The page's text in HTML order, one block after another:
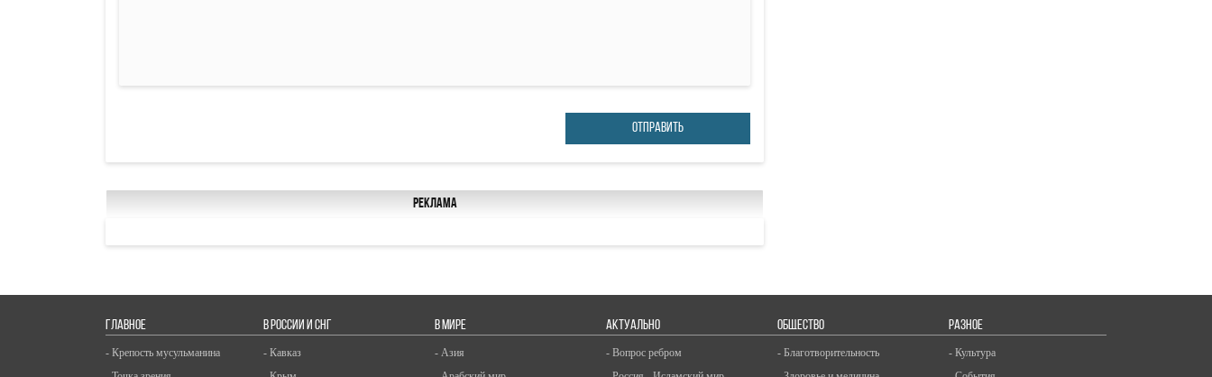
ОТПРАВИТЬ
Реклама
ГЛАВНОЕ
- Крепость мусульманина
В РОССИИ И СНГ
- Кавказ
В МИРЕ
- Азия
АКТУАЛЬНО
- Вопрос ребром
ОБЩЕСТВО
- Благотворительность
РАЗНОЕ
- Культура